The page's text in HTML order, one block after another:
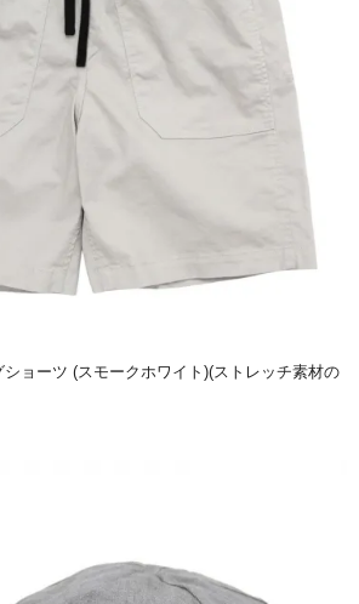
ョーツ (スモークホワイト)(ストレッチ素材の